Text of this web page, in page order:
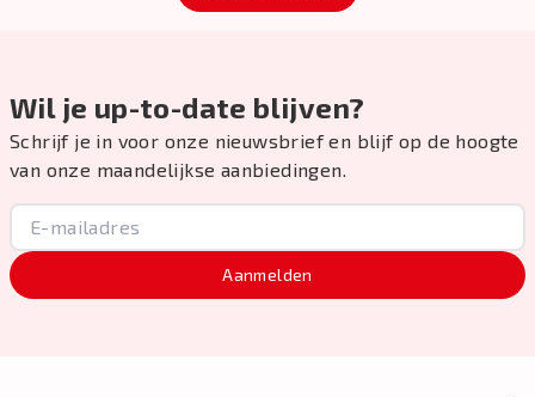
Wil je up-to-date blijven?
Schrijf je in voor onze nieuwsbrief en blijf op de hoogte
van onze maandelijkse aanbiedingen.
Aanmelden